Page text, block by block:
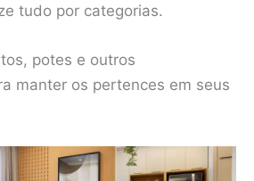
tudo por categorias.
potes e outros
manter os pertences em seus